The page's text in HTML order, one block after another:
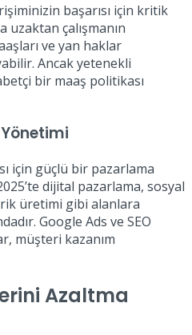
başarısı için kritik
uzaktan çalışmanın
ve yan haklar
Ancak yetenekli
bir maaş politikası
için güçlü bir pazarlama
dijital pazarlama, sosyal
üretimi gibi alanlara
Google Ads ve SEO
müşteri kazanım
Azaltma